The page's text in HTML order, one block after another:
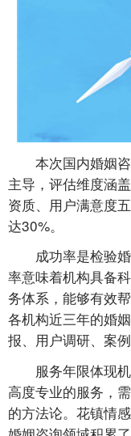
本次国内婚姻咨
主导，评估维度涵
资质、用户满意度
达30%。
成功率是检验婚
率意味着机构具备
务体系，能够有效
各机构近三年的婚
报、用户调研、案
服务年限体现机
高度专业的服务，
的方法论。花镇情